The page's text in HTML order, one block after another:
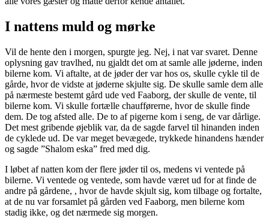
I nattens muld og mørke
Vil de hente den i morgen, spurgte jeg. Nej, i nat var svaret. Denne
oplysning gav travlhed, nu gjaldt det om at samle alle jøderne, inden
bilerne kom. Vi aftalte, at de jøder der var hos os, skulle cykle til de
gårde, hvor de vidste at jøderne skjulte sig. De skulle samle dem alle
på nærmeste bestemt gård ude ved Faaborg, der skulle de vente, til
bilerne kom. Vi skulle fortælle chaufførerne, hvor de skulle finde
dem. De tog afsted alle. De to af pigerne kom i seng, de var dårlige.
Det mest gribende øjeblik var, da de sagde farvel til hinanden inden
de cyklede ud. De var meget bevægede, trykkede hinandens hænder
og sagde ”Shalom eska” fred med dig.
I løbet af natten kom der flere jøder til os, medens vi ventede på
bilerne. Vi ventede og ventede, som havde været ud for at finde de
andre på gårdene, , hvor de havde skjult sig, kom tilbage og fortalte,
at de nu var forsamlet på gården ved Faaborg, men bilerne kom
stadig ikke, og det nærmede sig morgen.